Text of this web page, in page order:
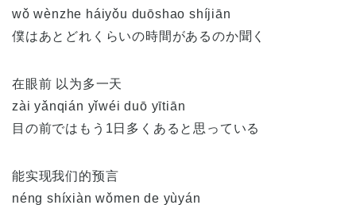
wǒ wènzhe háiyǒu duōshao shíjiān
僕はあとどれくらいの時間があるのか聞く
在眼前 以为多一天
zài yǎnqián yǐwéi duō yītiān
目の前ではもう1日多くあると思っている
能实现我们的预言
néng shíxiàn wǒmen de yùyán